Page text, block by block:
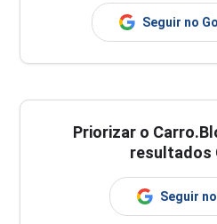
Seguir no
Priorizar o
resultados
Seguir